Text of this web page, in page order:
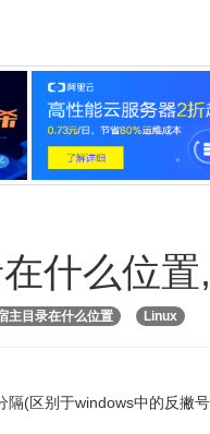
什么位
主目录在什么位置 Linux
(区别于windows中的反撇号